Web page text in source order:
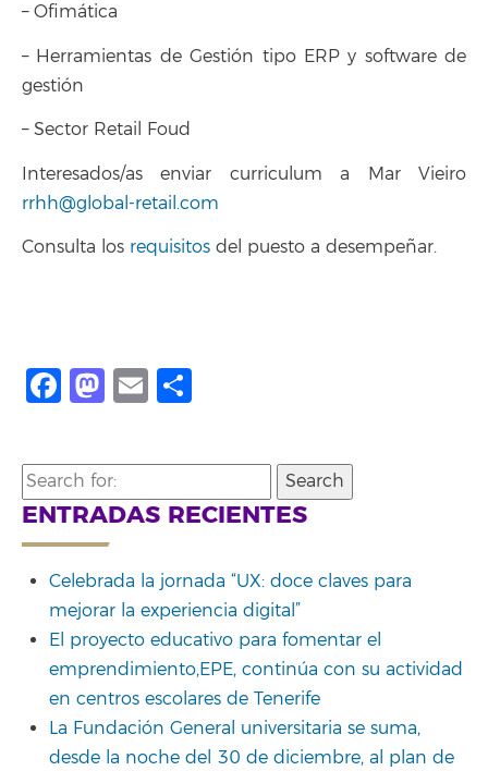
– Ofimática
– Herramientas de Gestión tipo ERP y software de
gestión
– Sector Retail Foud
Interesados/as enviar curriculum a Mar Vieiro
rrhh@global-retail.com
Consulta los requisitos del puesto a desempeñar.
Facebook
Mastodon
Email
Search
for:
ENTRADAS RECIENTES
Celebrada la jornada “UX: doce claves para
mejorar la experiencia digital”
El proyecto educativo para fomentar el
emprendimiento,EPE, continúa con su actividad
en centros escolares de Tenerife
La Fundación General universitaria se suma,
desde la noche del 30 de diciembre, al plan de